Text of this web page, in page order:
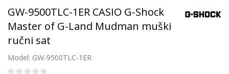
GW-9500TLC-1ER CASIO G-Shock
Master of G-Land Mudman muški
ručni sat
Model: GW-9500TLC-1ER